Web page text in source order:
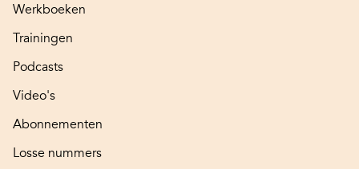
Werkboeken
Trainingen
Podcasts
Video's
Abonnementen
Losse nummers